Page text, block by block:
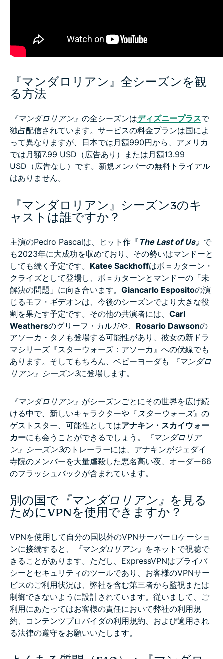
『マンダロリアン』全シーズンを観
る方法
『マンダロリアン』 の全シーズンはディズニープラスで
独占配信されています。サービスの料金プランは国によ
って異なりますが、日本では月額990円から、アメリカ
では月額7.99 USD（広告あり）または月額13.99
USD（広告なし）です。新規メンバーの無料トライアル
はありません。
『マンダロリアン』シーズン3のキ
ャストは誰ですか？
主演のPedro Pascalは、ヒット作『 The Last of Us』 で
も2023年に大成功を収めており、その勢いはマンドーと
しても続く予定です。 Katee Sackhoffはボ＝カターン・
クライズとして登場し、ボ＝カターンとマンドーの「未
解決の問題」に向き合います。 Giancarlo Espositoの演
じるモフ・ギデオンは、今後のシーズンでより大きな役
割を果たす予定です。その他の共演者には、 Carl
Weathersのグリーフ・カルガや、 Rosario Dawsonの
アソーカ・タノも登場する可能性があり、彼女の新ドラ
マシリーズ『スターウォーズ：アソーカ』への伏線でも
あります。そしてもちろん、ベビーヨーダも 『マンダロ
リアン』シーズン3に登場します。
『マンダロリアン』 がシーズンごとにその世界を広げ続
ける中で、新しいキャラクターや『スターウォーズ』の
ゲストスター、可能性としてはアナキン・スカイウォー
カーにも会うことができるでしょう。
『マンダロリア
ン』 シーズン3のトレーラーには、アナキンがジェダイ
寺院のメンバーを大量虐殺した悪名高い夜、オーダー66
のフラッシュバックが含まれています。
別の国で 『マンダロリアン』 を見る
ためにVPNを使用できますか？
VPNを使用して自分の国以外のVPNサーバーロケーショ
ンに接続すると、
『マンダロリアン』 をネットで視聴で
きることがあります。ただし、ExpressVPNはプライバ
シーとセキュリティのツールであり、お客様のVPNサー
ビスのご利用状況は、弊社を含む第三者から監視または
制御できないように設計されています。従いまして、ご
利用にあたってはお客様の責任において弊社の利用規
約、コンテンツプロバイダの利用規約、および適用され
る法律の遵守をお願いいたします。